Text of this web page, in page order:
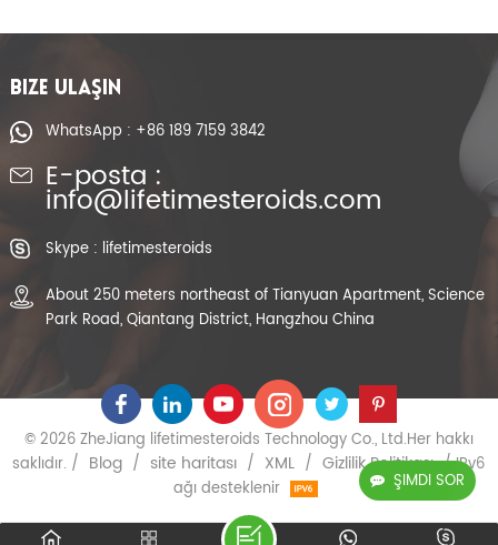
ŞIMDI SOR
BIZE ULAŞIN
WhatsApp : +86 189 7159 3842
E-posta :
info@lifetimesteroids.com
Skype : lifetimesteroids
About 250 meters northeast of Tianyuan Apartment, Science
Park Road, Qiantang District, Hangzhou China
© 2026 ZheJiang lifetimesteroids Technology Co., Ltd.Her hakkı
saklıdır. / Blog / site haritası / XML / Gizlilik Politikası / IPv6
ağı desteklenir